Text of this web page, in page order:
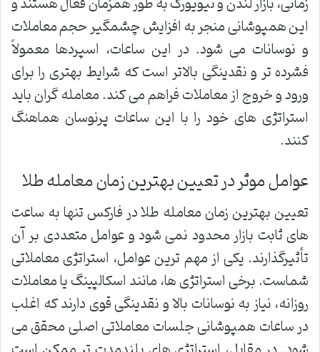
این همپوشانی منجر به افزایش چشمگیر حجم معاملات
و نوسانات می شود. در این ساعات، اسپردها معمولاً
فشرده تر و نقدینگی بالاتر است که شرایط بهتری را برای
ورود و خروج از معاملات فراهم می کند. معامله گران باید
استراتژی های خود را با این ساعات پرنوسان هماهنگ
کنند.
عوامل موثر در تعیین بهترین زمان معامله طلا
تعیین بهترین زمان معامله طلا در فارکس تنها به ساعت
های ثابت بازار محدود نمی شود و عوامل متعددی بر آن
تأثیرگذارند. یکی از مهم ترین عوامل، استراتژی معاملاتی
شماست. برخی استراتژی ها، مانند اسکالپینگ یا معاملات
روزانه، نیاز به نوسانات بالا و نقدینگی قوی دارند که اغلب
در ساعات همپوشانی جلسات معاملاتی اصلی محقق می